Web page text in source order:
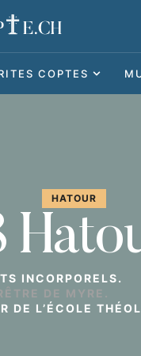
COPTES
HATOUR
INCORPORELS.
DE MYRE.
DE L’ÉCOLE